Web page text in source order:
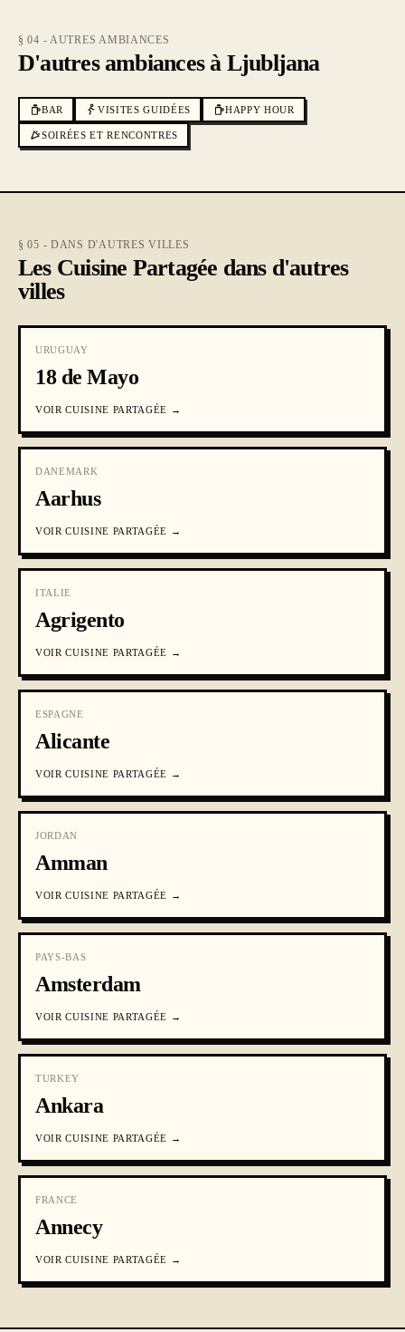
§ 04 - AUTRES AMBIANCES
D'autres ambiances à Ljubljana
BAR VISITES GUIDÉES HAPPY HOUR
SOIRÉES ET RENCONTRES
§ 05 - DANS D'AUTRES VILLES
Les Cuisine Partagée dans d'autres
villes
URUGUAY
18 de Mayo
VOIR CUISINE PARTAGÉE →
DANEMARK
Aarhus
VOIR CUISINE PARTAGÉE →
ITALIE
Agrigento
VOIR CUISINE PARTAGÉE →
ESPAGNE
Alicante
VOIR CUISINE PARTAGÉE →
JORDAN
Amman
VOIR CUISINE PARTAGÉE →
PAYS-BAS
Amsterdam
VOIR CUISINE PARTAGÉE →
TURKEY
Ankara
VOIR CUISINE PARTAGÉE →
FRANCE
Annecy
VOIR CUISINE PARTAGÉE →